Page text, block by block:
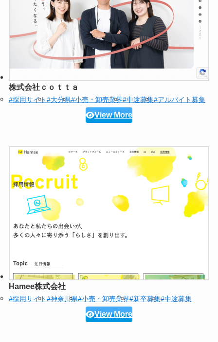
株式会社ｃｏｔｔａ
#採用サイト#大分県#小売・卸売業界#中途募集#アルバイト募集
View More
Hamee株式会社
#採用サイト#神奈川県#小売・卸売業界#新卒募集#中途募集
View More